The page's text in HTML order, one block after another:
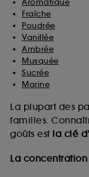
Fraîche
Poudrée
Vanillée
Ambrée
Musquée
Sucrée
Marine
La plupart des
familles.
goûts est la clé
La